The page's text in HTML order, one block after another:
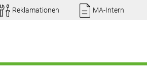
Reklamationen MA-Intern